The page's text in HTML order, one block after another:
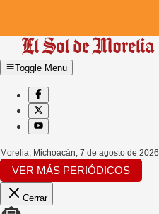
Toggle Menu
Morelia, Michoacán, 7 de agosto de 2026
VER MÁS PERIÓDICOS
Cerrar